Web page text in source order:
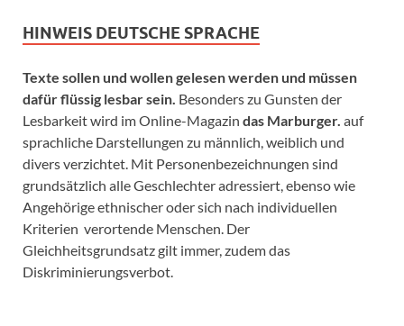
HINWEIS DEUTSCHE SPRACHE
Texte sollen und wollen gelesen werden und müssen
dafür flüssig lesbar sein. Besonders zu Gunsten der
Lesbarkeit wird im Online-Magazin das Marburger. auf
sprachliche Darstellungen zu männlich, weiblich und
divers verzichtet. Mit Personenbezeichnungen sind
grundsätzlich alle Geschlechter adressiert, ebenso wie
Angehörige ethnischer oder sich nach individuellen
Kriterien verortende Menschen. Der
Gleichheitsgrundsatz gilt immer, zudem das
Diskriminierungsverbot.